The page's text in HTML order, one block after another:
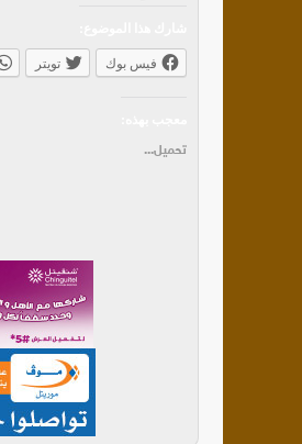
فيس بوك تويتر
تحميل...